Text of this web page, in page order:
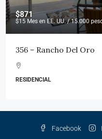
$871
$15 Mes en EE. UU. / 15.000
356 – Rancho Del Oro
RESIDENCIAL
Facebook